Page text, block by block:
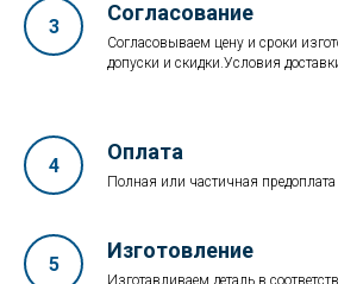
Согласование
Согласовываем цену и сроки
допуски и скидки.Условия
Оплата
Полная или частичная предоплата
Изготовление
Изготавливаем деталь в